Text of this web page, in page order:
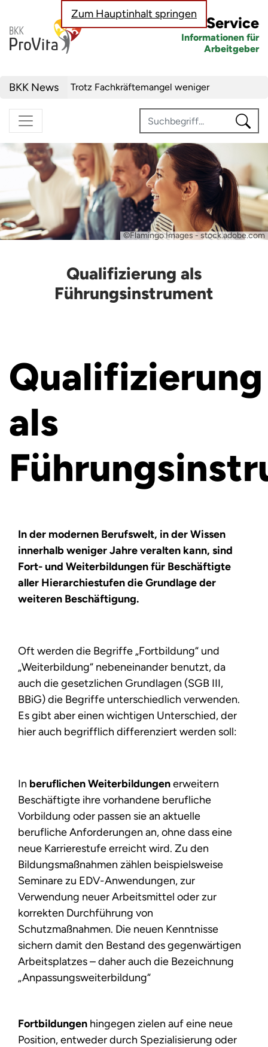
Zum Hauptinhalt springenBKK Service
Informationen für
Arbeitgeber
BKK News Nachrichten zu den Themen
Trotz Fachkräftemangel weniger
Neueinstellungen
Steuerbegünstigter Urlaubszuschuss:
Erholungsbeihilfen
Geringe Tarifbindung im Niedriglohnsektor
Jahresarbeitsentgeltgrenzen: Ab 2027 drei
unterschiedliche Grenzen maßgebend
Wechselbereitschaft im Job ist gestiegen
©Flamingo Images - stock.adobe.com
Qualifizierung als
Führungsinstrument
Qualifizierung
als
In der modernen Berufswelt, in der Wissen
innerhalb weniger Jahre veralten kann, sind
Fort- und Weiterbildungen für Beschäftigte
aller Hierarchiestufen die Grundlage der
weiteren Beschäftigung.
Oft werden die Begriffe „Fortbildung“ und
„Weiterbildung“ nebeneinander benutzt, da
auch die gesetzlichen Grundlagen (SGB III,
BBiG) die Begriffe unterschiedlich verwenden.
Es gibt aber einen wichtigen Unterschied, der
hier auch begrifflich differenziert werden soll:
In beruflichen Weiterbildungenerweitern
Beschäftigte ihre vorhandene berufliche
Vorbildung oder passen sie an aktuelle
berufliche Anforderungen an, ohne dass eine
neue Karrierestufe erreicht wird. Zu den
Bildungsmaßnahmen zählen beispielsweise
Seminare zu EDV-Anwendungen, zur
Verwendung neuer Arbeitsmittel oder zur
korrekten Durchführung von
Schutzmaßnahmen. Die neuen Kenntnisse
sichern damit den Bestand des gegenwärtigen
Arbeitsplatzes – daher auch die Bezeichnung
„Anpassungsweiterbildung“
Fortbildungen hingegen zielen auf eine neue
Position, entweder durch Spezialisierung oder